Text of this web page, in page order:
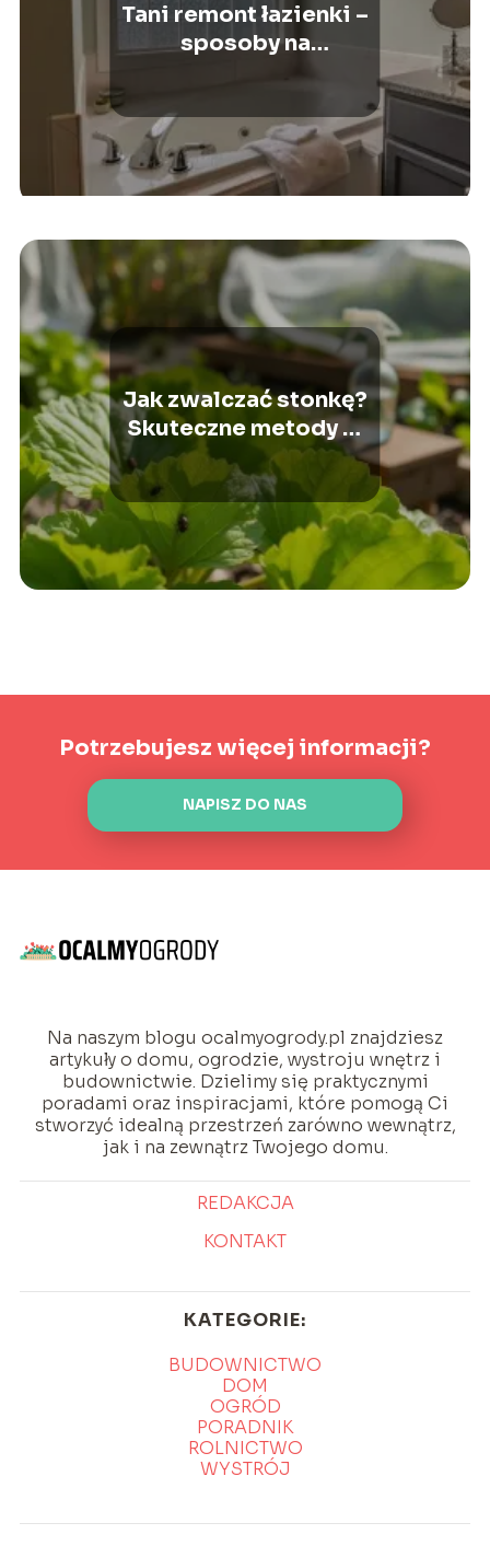
Tani remont łazienki –
sposoby na
Jak zwalczać stonkę?
Skuteczne metody w
ogrodzie
Potrzebujesz więcej informacji?
NAPISZ DO NAS
Na naszym blogu ocalmyogrody.pl znajdziesz
artykuły o domu, ogrodzie, wystroju wnętrz i
budownictwie. Dzielimy się praktycznymi
poradami oraz inspiracjami, które pomogą Ci
stworzyć idealną przestrzeń zarówno wewnątrz,
jak i na zewnątrz Twojego domu.
REDAKCJA
KONTAKT
KATEGORIE:
BUDOWNICTWO
DOM
OGRÓD
PORADNIK
ROLNICTWO
WYSTRÓJ